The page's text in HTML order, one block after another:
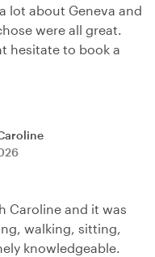
lot about Geneva and
were all great.
hesitate to book a
Caroline and it was
walking, sitting,
knowledgeable.